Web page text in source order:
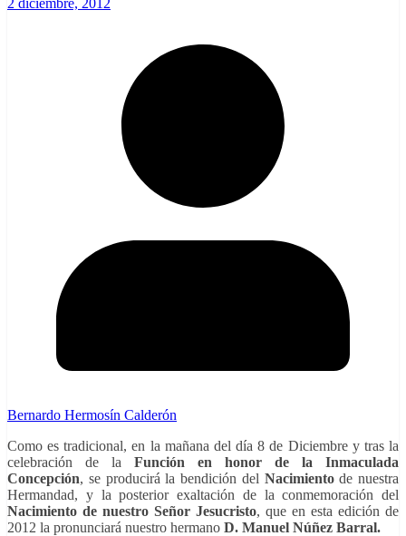
Bernardo Hermosín Calderón
Como es tradicional, en la mañana del día 8 de Diciembre y tras la
celebración de la Función en honor de la Inmaculada
Concepción, se producirá la bendición del Nacimientode nuestra
Hermandad, y la posterior exaltación de la conmemoración del
Nacimiento de nuestro Señor Jesucristo, que en esta edición de
2012 la pronunciará nuestro hermano D. Manuel Núñez Barral.